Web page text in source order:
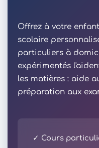
Offrez à votre
scolaire
particuliers à
expérimentés
les matières : aide
préparation aux
✓ Cours